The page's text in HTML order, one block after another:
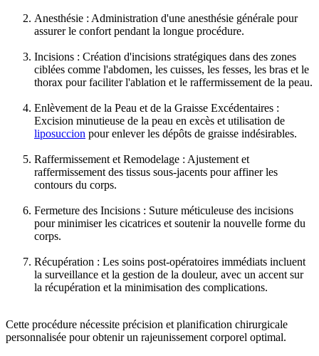
Anesthésie : Administration d'une anesthésie générale pour
assurer le confort pendant la longue procédure.
Incisions : Création d'incisions stratégiques dans des zones
ciblées comme l'abdomen, les cuisses, les fesses, les bras et le
thorax pour faciliter l'ablation et le raffermissement de la peau.
Enlèvement de la Peau et de la Graisse Excédentaires :
Excision minutieuse de la peau en excès et utilisation de
liposuccion pour enlever les dépôts de graisse indésirables.
Raffermissement et Remodelage : Ajustement et
raffermissement des tissus sous-jacents pour affiner les
contours du corps.
Fermeture des Incisions : Suture méticuleuse des incisions
pour minimiser les cicatrices et soutenir la nouvelle forme du
corps.
Récupération : Les soins post-opératoires immédiats incluent
la surveillance et la gestion de la douleur, avec un accent sur
la récupération et la minimisation des complications.
Cette procédure nécessite précision et planification chirurgicale
personnalisée pour obtenir un rajeunissement corporel optimal.